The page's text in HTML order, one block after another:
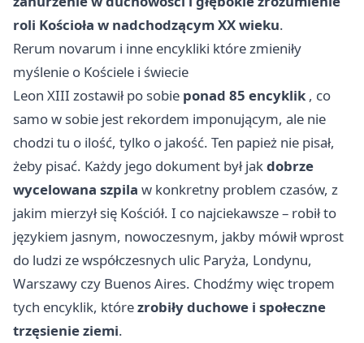
roli Kościoła w nadchodzącym XX wieku.
Rerum novarum i inne encykliki które zmieniły
myślenie o Kościele i świecie
Leon XIII zostawił po sobie ponad 85 encyklik , co
samo w sobie jest rekordem imponującym, ale nie
chodzi tu o ilość, tylko o jakość. Ten papież nie pisał,
żeby pisać. Każdy jego dokument był jakdobrze
wycelowana szpila w konkretny problem czasów, z
jakim mierzył się Kościół. I co najciekawsze – robił to
językiem jasnym, nowoczesnym, jakby mówił wprost
do ludzi ze współczesnych ulic Paryża, Londynu,
Warszawy czy Buenos Aires. Chodźmy więc tropem
tych encyklik, którezrobiły duchowe i społeczne
trzęsienie ziemi.